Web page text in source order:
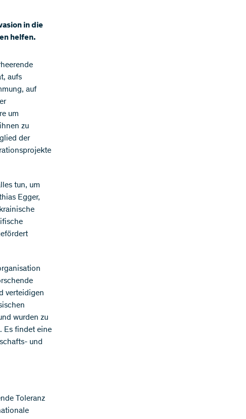
in die
helfen.
aufs
auf
um
zu
der
tun, um
Egger,
verteidigen
wurden zu
Es findet eine
und
Toleranz